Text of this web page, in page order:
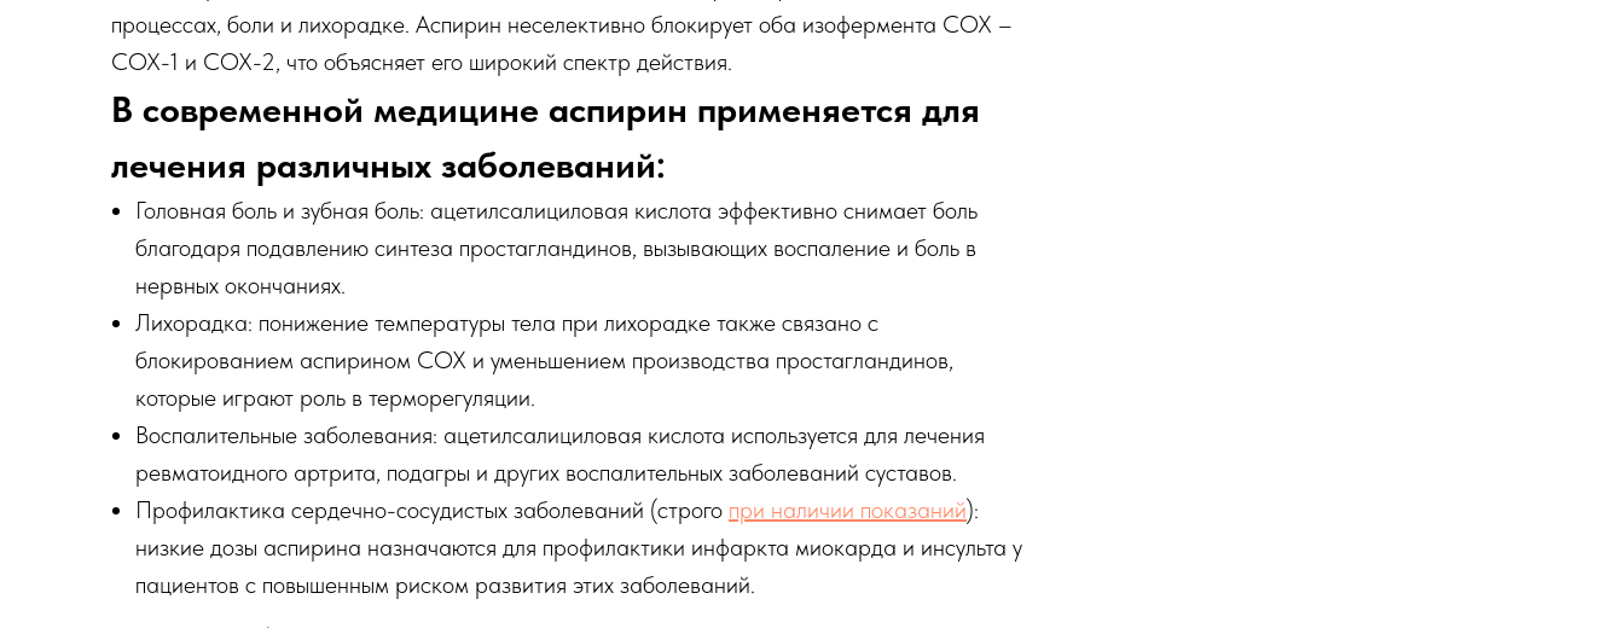
процессах, боли и лихорадке. Аспирин неселективно блокирует оба изофермента COX –
COX-1 и COX-2, что объясняет его широкий спектр действия.
В современной медицине аспирин применяется для
лечения различных заболеваний:
Головная боль и зубная боль: ацетилсалициловая кислота эффективно снимает боль
благодаря подавлению синтеза простагландинов, вызывающих воспаление и боль в
нервных окончаниях.
Лихорадка: понижение температуры тела при лихорадке также связано с
блокированием аспирином COX и уменьшением производства простагландинов,
которые играют роль в терморегуляции.
Воспалительные заболевания: ацетилсалициловая кислота используется для лечения
ревматоидного артрита, подагры и других воспалительных заболеваний суставов.
Профилактика сердечно-сосудистых заболеваний (строго при наличии показаний):
низкие дозы аспирина назначаются для профилактики инфаркта миокарда и инсульта у
пациентов с повышенным риском развития этих заболеваний.